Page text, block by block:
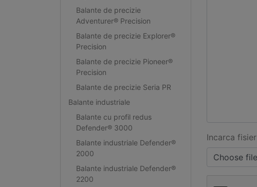
Balante de precizie
Adventurer® Precision
Balante de precizie Explorer®
Precision
Balante de precizie Pioneer®
Precision
Balante de precizie Seria PR
Balante industriale
Balante cu profil redus
Defender® 3000
Balante industriale Defender®
2000
Balante industriale Defender®
2200
Incarca fisier
Choose file